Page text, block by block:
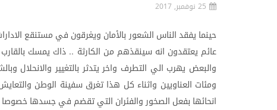
25 نوفمبر, 2017
حينما يفقدالناس الشعور بالأمان ويغرقون في مستنقع
عائم يعتقدون انه سينقذهم من الكارثة .. ذاك يمسك بالقارب
والبعض يهرب الي التطرف واخر يتدثر بالتغيير والانحلال
ومئات العناويين واثناء كل هذا تغرق سفينة الوطن
انحائها بفعل الصخوروالفئران التيتقضم فيجسدهاخصوصا